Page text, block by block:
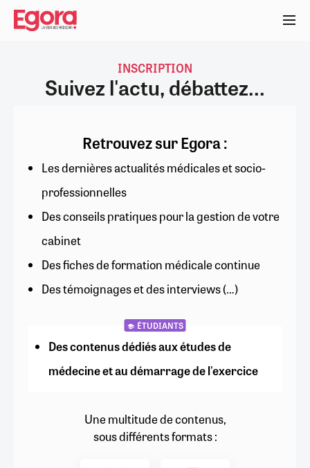
Aller
contenu
INSCRIPTION
Suivez l'actu, débattez...
Retrouvez sur Egora :
Les dernières actualités médicales et socio-
professionnelles
Des conseils pratiques pour la gestion de votre
cabinet
Des fiches de formation médicale continue
Des témoignages et des interviews (…)
ÉTUDIANTS
Des contenus dédiés aux études de
médecine et au démarrage de l'exercice
Une multitude de contenus,
sous différents formats :